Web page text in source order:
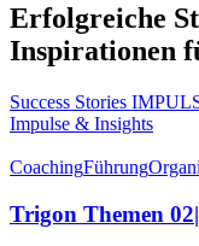
Erfolgreiche
Inspirationen
Success Stories
Impulse & Insights
CoachingFührung
Trigon Themen